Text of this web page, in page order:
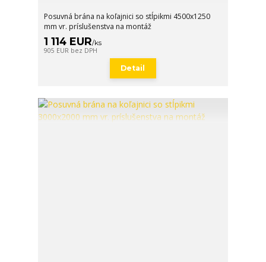
Posuvná brána na koľajnici so stĺpikmi 4500x1250
mm vr. príslušenstva na montáž
1 114 EUR/ks
905 EUR bez DPH
Detail